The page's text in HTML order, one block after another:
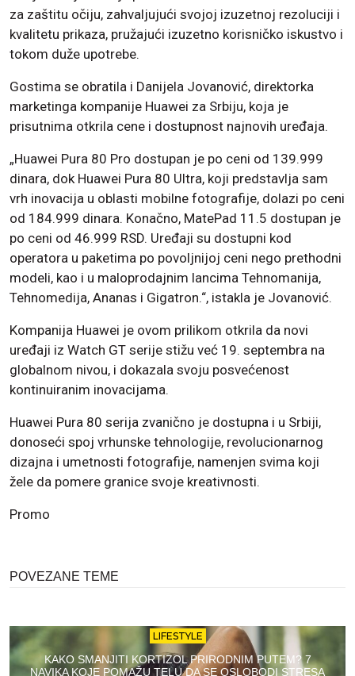
za zaštitu očiju, zahvaljujući svojoj izuzetnoj rezoluciji i
kvalitetu prikaza, pružajući izuzetno korisničko iskustvo i
tokom duže upotrebe.
Gostima se obratila i Danijela Jovanović, direktorka
marketinga kompanije Huawei za Srbiju, koja je
prisutnima otkrila cene i dostupnost najnovih uređaja.
„Huawei Pura 80 Pro dostupan je po ceni od 139.999
dinara, dok Huawei Pura 80 Ultra, koji predstavlja sam
vrh inovacija u oblasti mobilne fotografije, dolazi po ceni
od 184.999 dinara. Konačno, MatePad 11.5 dostupan je
po ceni od 46.999 RSD. Uređaji su dostupni kod
operatora u paketima po povoljnijoj ceni nego prethodni
modeli, kao i u maloprodajnim lancima Tehnomanija,
Tehnomedija, Ananas i Gigatron.“, istakla je Jovanović.
Kompanija Huawei je ovom prilikom otkrila da novi
uređaji iz Watch GT serije stižu već 19. septembra na
globalnom nivou, i dokazala svoju posvećenost
kontinuiranim inovacijama.
Huawei Pura 80 serija zvanično je dostupna i u Srbiji,
donoseći spoj vrhunske tehnologije, revolucionarnog
dizajna i umetnosti fotografije, namenjen svima koji
žele da pomere granice svoje kreativnosti.
Promo
POVEZANE TEME
LIFESTYLE
KAKO SMANJITI KORTIZOL PRIRODNIM PUTEM? 7
NAVIKA KOJE POMAŽU TELU DA SE OSLOBODI STRESA